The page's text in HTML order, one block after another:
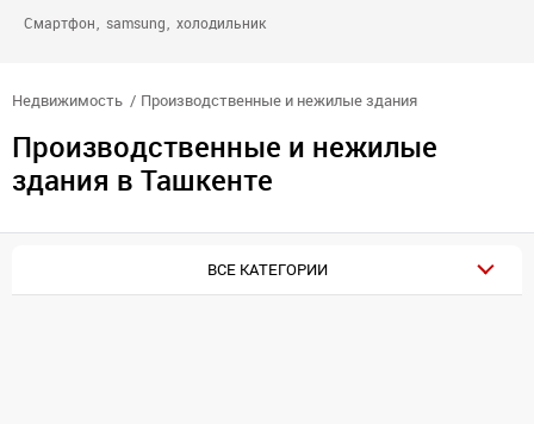
Смартфон samsung холодильник
Недвижимость Производственные и нежилые здания
Производственные и нежилые
здания в Ташкенте
ВСЕ КАТЕГОРИИ